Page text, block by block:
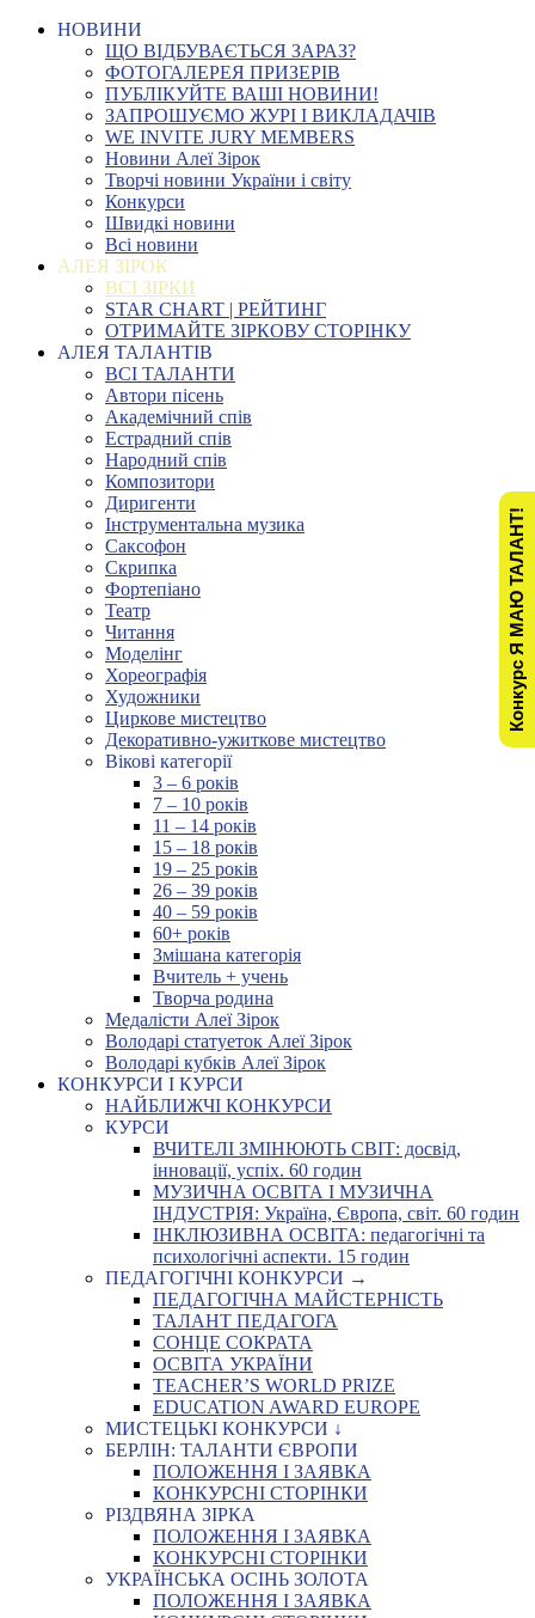
НОВИНИ
ЩО ВІДБУВАЄТЬСЯ ЗАРАЗ?
ФОТОГАЛЕРЕЯ ПРИЗЕРІВ
ПУБЛІКУЙТЕ ВАШІ НОВИНИ!
ЗАПРОШУЄМО ЖУРІ І ВИКЛАДАЧІВ
WE INVITE JURY MEMBERS
Новини Алеї Зірок
Творчі новини України і світу
Конкурси
Швидкі новини
Всі новини
АЛЕЯ ЗІРОК
ВСІ ЗІРКИ
STAR CHART | РЕЙТИНГ
ОТРИМАЙТЕ ЗІРКОВУ СТОРІНКУ
АЛЕЯ ТАЛАНТІВ
ВСІ ТАЛАНТИ
Автори пісень
Академічний спів
Естрадний спів
Народний спів
Композитори
Диригенти
Інструментальна музика
Саксофон
Скрипка
Фортепіано
Театр
Читання
Моделінг
Хореографія
Художники
Циркове мистецтво
Декоративно-ужиткове мистецтво
Вікові категорії
3 – 6 років
7 – 10 років
11 – 14 років
15 – 18 років
19 – 25 років
26 – 39 років
40 – 59 років
60+ років
Змішана категорія
Вчитель + учень
Творча родина
Медалісти Алеї Зірок
Володарі статуеток Алеї Зірок
Володарі кубків Алеї Зірок
КОНКУРСИ І КУРСИ
НАЙБЛИЖЧІ КОНКУРСИ
КУРСИ
ВЧИТЕЛІ ЗМІНЮЮТЬ СВІТ: досвід,
інновації, успіх. 60 годин
МУЗИЧНА ОСВІТА І МУЗИЧНА
ІНДУСТРІЯ: Україна, Європа, світ. 60 годин
ІНКЛЮЗИВНА ОСВІТА: педагогічні та
психологічні аспекти. 15 годин
ПЕДАГОГІЧНІ КОНКУРСИ →
ПЕДАГОГІЧНА МАЙСТЕРНІСТЬ
ТАЛАНТ ПЕДАГОГА
СОНЦЕ СОКРАТА
ОСВІТА УКРАЇНИ
TEACHER’S WORLD PRIZE
EDUCATION AWARD EUROPE
МИСТЕЦЬКІ КОНКУРСИ ↓
БЕРЛІН: ТАЛАНТИ ЄВРОПИ
ПОЛОЖЕННЯ І ЗАЯВКА
КОНКУРСНІ СТОРІНКИ
РІЗДВЯНА ЗІРКА
ПОЛОЖЕННЯ І ЗАЯВКА
КОНКУРСНІ СТОРІНКИ
УКРАЇНСЬКА ОСІНЬ ЗОЛОТА
ПОЛОЖЕННЯ І ЗАЯВКА
Конкурс Я МАЮ ТАЛАНТ!